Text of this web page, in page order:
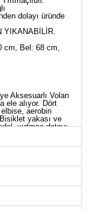
dolayı üründe
YIKANABİLİR.
cm, Bel: 68 cm,
Aksesuarlı Volan
ele alıyor. Dört
aerobin
yakası ve
yırtmaç detayı
kolye
Boy
144